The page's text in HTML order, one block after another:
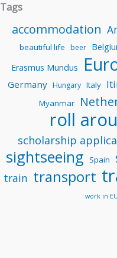
Tags
accommodation
beautiful life beer
Erasmus Mundus
Germany Hungary Italy
Myanmar
roll
scholarship
sightseeing Spain
train transport
work in EU